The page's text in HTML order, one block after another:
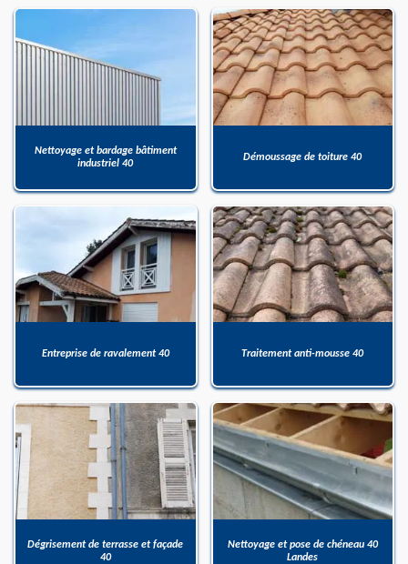
Nettoyage et bardage bâtiment
industriel 40
Démoussage de toiture 40
Entreprise de ravalement 40 Traitement anti-mousse 40
Dégrisement de terrasse et façade
40
Nettoyage et pose de chéneau 40
Landes